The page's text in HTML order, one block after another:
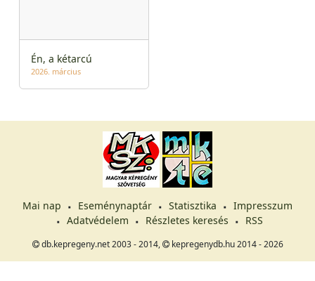
Én, a kétarcú
2026. március
Mai nap Eseménynaptár Statisztika
Impresszum
Adatvédelem
Részletes keresés RSS
db.kepregeny.net 2003 - 2014, kepregenydb.hu 2014 - 2026